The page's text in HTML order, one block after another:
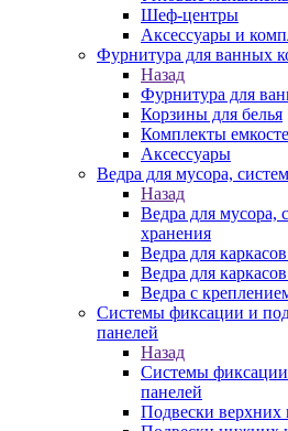
Шеф-центры
Аксессуары и
Фурнитура для ванных
Назад
Фурнитура для
Корзины для белья
Комплекты
Аксессуары
Ведра для мусора,
Назад
Ведра для мусора,
хранения
Ведра для
Ведра для
Ведра с
Системы фиксации и
панелей
Назад
Системы фиксации
панелей
Подвески верхних